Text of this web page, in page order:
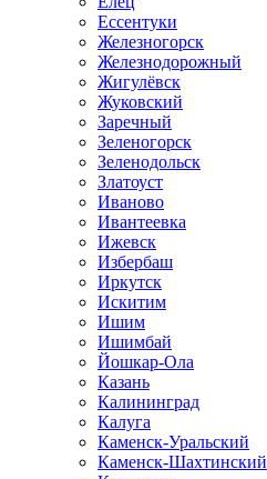
Ессентуки
Железногорск
Железнодорожный
Жигулёвск
Жуковский
Заречный
Зеленогорск
Зеленодольск
Златоуст
Иваново
Ивантеевка
Ижевск
Избербаш
Иркутск
Искитим
Ишим
Ишимбай
Йошкар-Ола
Казань
Калининград
Калуга
Каменск-Уральский
Каменск-Шахтинский